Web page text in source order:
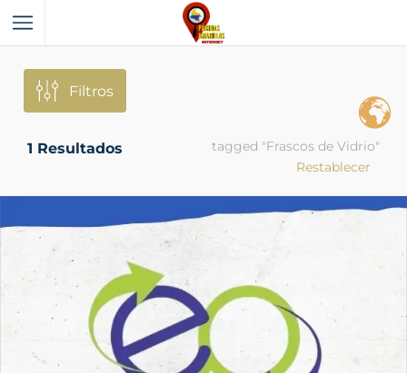
Filtros
1 Resultados
tagged "Frascos de Vidrio"
Restablecer